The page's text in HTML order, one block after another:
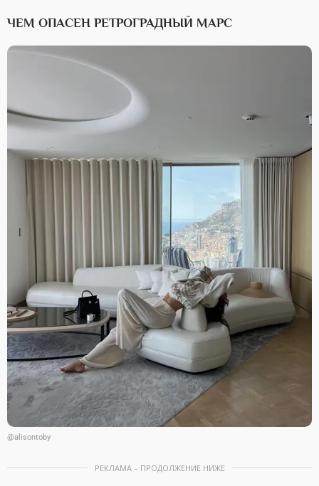
ЧЕМ ОПАСЕН РЕТРОГРАДНЫЙ МАРС
@alisontoby
РЕКЛАМА – ПРОДОЛЖЕНИЕ НИЖЕ